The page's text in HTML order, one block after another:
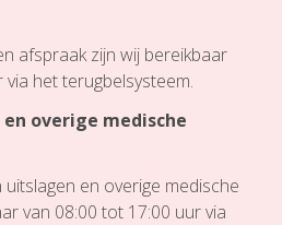
afspraak zijn wij bereikbaar
het terugbelsysteem.
overige medische
en overige medische
van 08:00 tot 17:00 uur via